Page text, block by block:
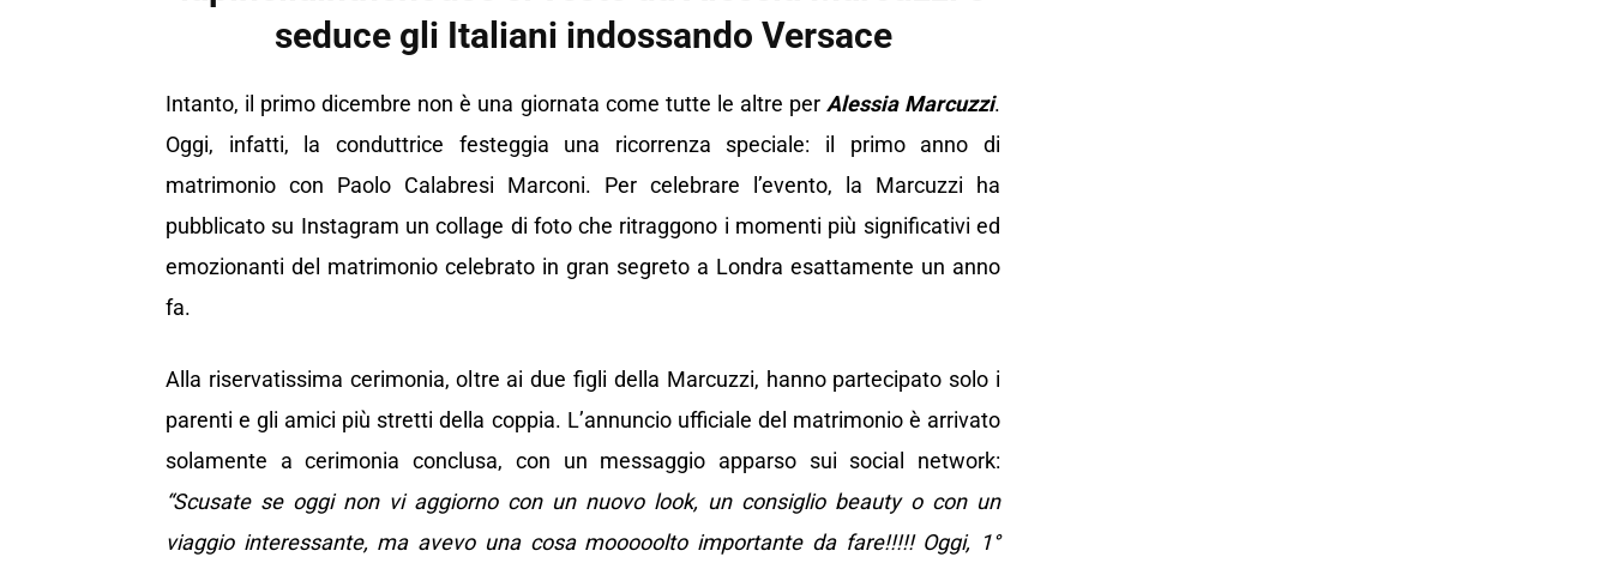
seduce gli Italiani indossando Versace
Intanto, il primo dicembre non è una giornata come tutte le altre per Alessia Marcuzzi.
Oggi, infatti, la conduttrice festeggia una ricorrenza speciale: il primo anno di
matrimonio con Paolo Calabresi Marconi. Per celebrare l’evento, la Marcuzzi ha
pubblicato su Instagram un collage di foto che ritraggono i momenti più significativi ed
emozionanti del matrimonio celebrato in gran segreto a Londra esattamente un anno
fa.
Alla riservatissima cerimonia, oltre ai due figli della Marcuzzi, hanno partecipato solo i
parenti e gli amici più stretti della coppia. L’annuncio ufficiale del matrimonio è arrivato
solamente a cerimonia conclusa, con un messaggio apparso sui social network:
“Scusate se oggi non vi aggiorno con un nuovo look, un consiglio beauty o con un
viaggio interessante, ma avevo una cosa mooooolto importante da fare!!!!! Oggi, 1°